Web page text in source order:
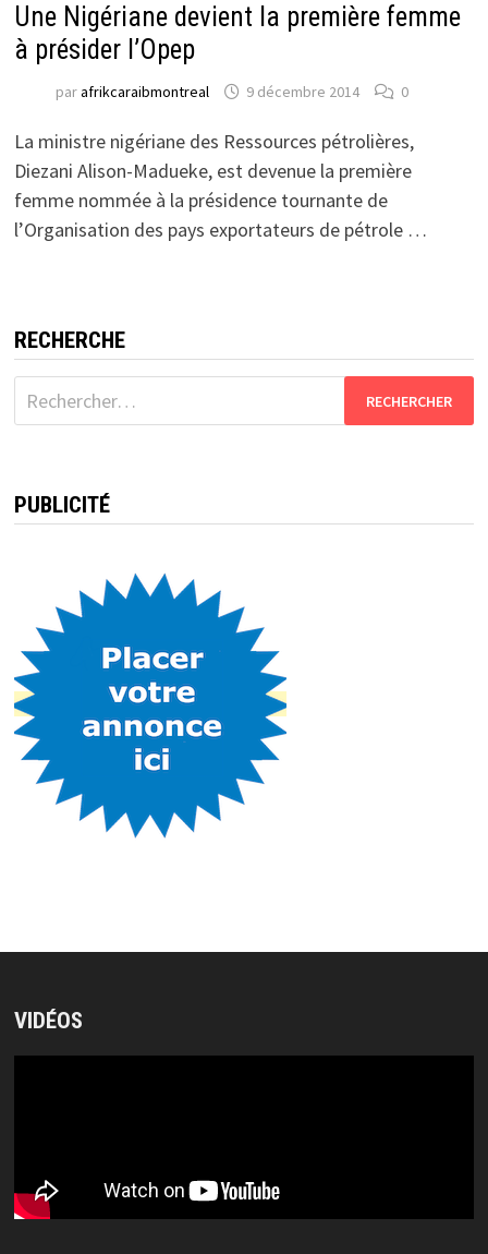
Une Nigériane devient la première femme
à présider l’Opep
parafrikcaraibmontreal 9 décembre 2014 0
La ministre nigériane des Ressources pétrolières,
Diezani Alison-Madueke, est devenue la première
femme nommée à la présidence tournante de
l’Organisation des pays exportateurs de pétrole …
RECHERCHE
Rechercher :
PUBLICITÉ
VIDÉOS